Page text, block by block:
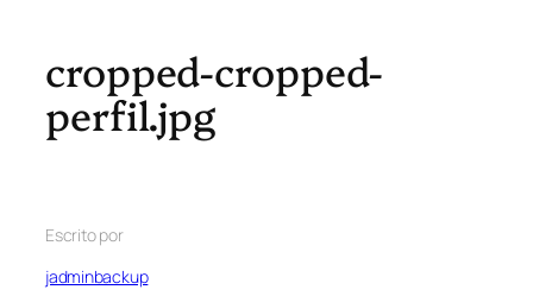
cropped-cropped-
perfil.jpg
Escrito por
jadminbackup